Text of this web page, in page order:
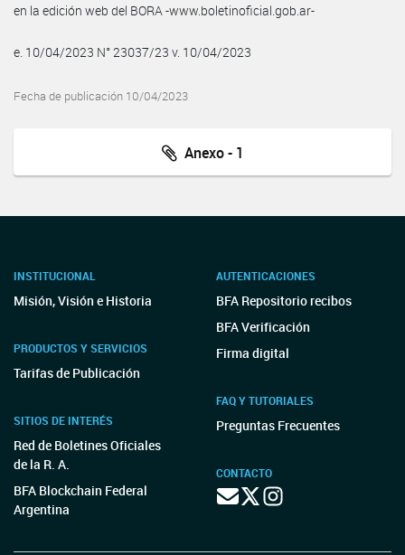
en la edición web del BORA -www.boletinoficial.gob.ar-
e. 10/04/2023 N° 23037/23 v. 10/04/2023
Fecha de publicación 10/04/2023
Anexo - 1
INSTITUCIONAL
Misión, Visión e Historia
PRODUCTOS Y SERVICIOS
Tarifas de Publicación
SITIOS DE INTERÉS
Red de Boletines Oficiales
de la R. A.
BFA Blockchain Federal
Argentina
AUTENTICACIONES
BFA Repositorio recibos
BFA Verificación
Firma digital
FAQ Y TUTORIALES
Preguntas Frecuentes
CONTACTO